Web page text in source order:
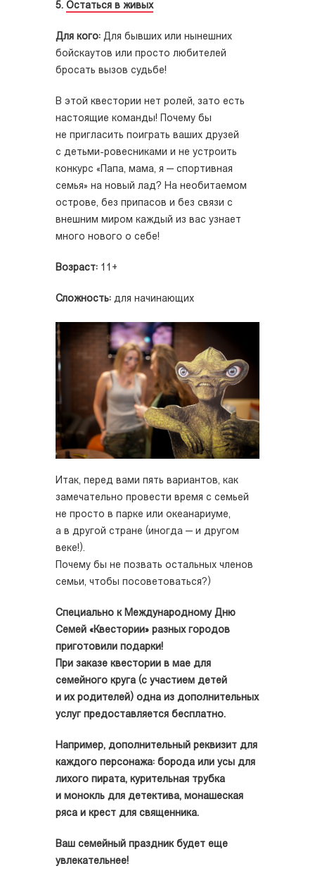
5. Остаться в живых
Для кого: Для бывших или нынешних
бойскаутов или просто любителей
бросать вызов судьбе!
В этой квестории нет ролей, зато есть
настоящие команды! Почему бы
не пригласить поиграть ваших друзей
с детьми-ровесниками и не устроить
конкурс «Папа, мама, я — спортивная
семья» на новый лад? На необитаемом
острове, без припасов и без связи с
внешним миром каждый из вас узнает
много нового о себе!
Возраст: 11+
Сложность: для начинающих
Итак, перед вами пять вариантов, как
замечательно провести время с семьей
не просто в парке или океанариуме,
а в другой стране (иногда — и другом
веке!).
Почему бы не позвать остальных членов
семьи, чтобы посоветоваться?)
Специально к Международному Дню
Семей «Квестории» разных городов
приготовили подарки!
При заказе квестории в мае для
семейного круга (с участием детей
и их родителей) одна из дополнительных
услуг предоставляется бесплатно.
Например, дополнительный реквизит для
каждого персонажа: борода или усы для
лихого пирата, курительная трубка
и монокль для детектива, монашеская
ряса и крест для священника.
Ваш семейный праздник будет еще
увлекательнее!